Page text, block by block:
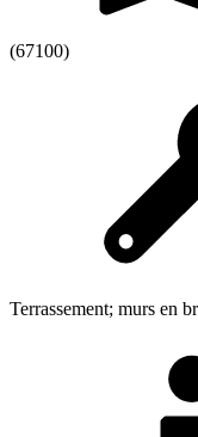
(67100)
Terrassement; murs en